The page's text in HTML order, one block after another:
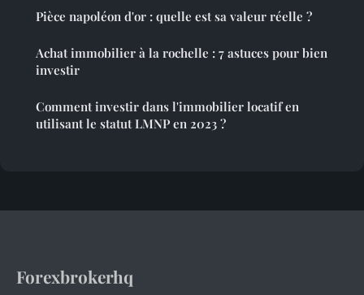
Pièce napoléon d'or : quelle est sa valeur réelle ?
Achat immobilier à la rochelle : 7 astuces pour bien
investir
Comment investir dans l'immobilier locatif en
utilisant le statut LMNP en 2023 ?
Forexbrokerhq